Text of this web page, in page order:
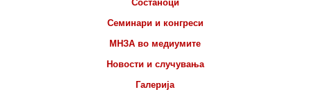
Состаноци
Семинари и конгреси
МНЗА во медиумите
Новости и случувања
Галерија